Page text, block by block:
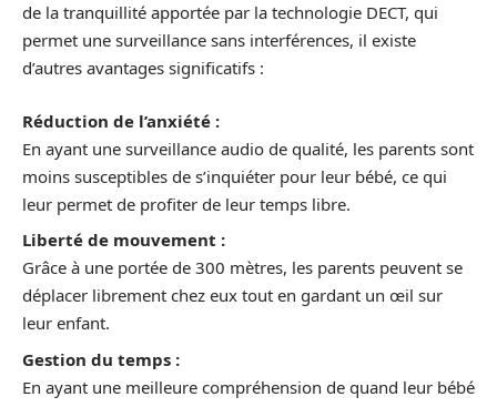
de la tranquillité apportée par la technologie DECT, qui
permet une surveillance sans interférences, il existe
d’autres avantages significatifs :
Réduction de l’anxiété :
En ayant une surveillance audio de qualité, les parents sont
moins susceptibles de s’inquiéter pour leur bébé, ce qui
leur permet de profiter de leur temps libre.
Liberté de mouvement :
Grâce à une portée de 300 mètres, les parents peuvent se
déplacer librement chez eux tout en gardant un œil sur
leur enfant.
Gestion du temps :
En ayant une meilleure compréhension de quand leur bébé